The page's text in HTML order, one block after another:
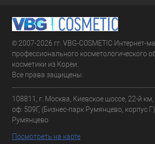
© 2007-2026 гг. VBG-COSMETIC Интернет-
профессионального косметологического
косметики из Кореи.
Все права защищены.
108811, г. Москва, Киевское шоссе, 22-й
оф: 509Г, (Бизнес-парк Румянцево, корпус
Румянцево
Посмотреть на карте